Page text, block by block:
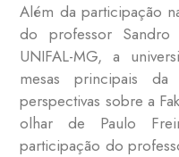
Além da participação
do professor
UNIFAL-MG, a
mesas principais
perspectivas sobre a
olhar de Paulo
participação do